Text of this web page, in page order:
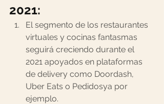
2021:
El segmento de los restaurantes
virtuales y cocinas fantasmas
seguirá creciendo durante el
2021 apoyados en plataformas
de delivery como Doordash,
Uber Eats o Pedidosya por
ejemplo.